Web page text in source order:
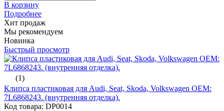
В корзину
Подробнее
Хит продаж
Мы рекомендуем
Новинка
Быстрый просмотр
(1)
Клипса пластиковая для Audi, Seat, Skoda, Volkswagen ОЕМ:
7L6868243. (внутренняя отделка).
Код товара: DP0014